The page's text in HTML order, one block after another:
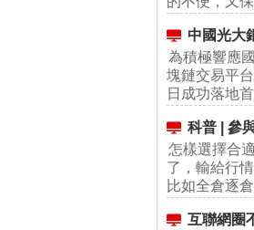
中國光大
為積極響應
塊鏈交易平
日成功落地
科普 | 參
怎樣選擇合
了，輸給行
比如全倉逐
互聯網圈